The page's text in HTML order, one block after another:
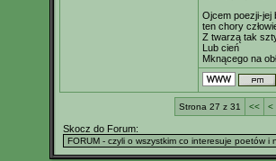
Ojcem poezji-jej
ten chory
Z twarzą tak
Lub cień
Mknącego na
Strona 27 z 31 << <
Skocz do Forum: